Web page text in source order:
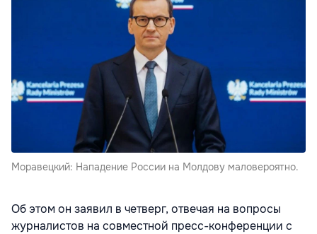
Моравецкий: Нападение России на Молдову маловероятно.
Об этом он заявил в четверг, отвечая на вопросы
журналистов на совместной пресс-конференции с